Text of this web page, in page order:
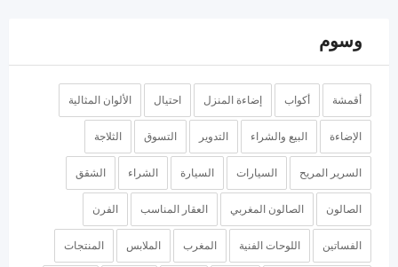
وسوم
أقمشة أكواب إضاءة المنزل احتيال الألوان المثالية
الإضاءة البيع والشراء التدوير التسوق الثلاجة
السرير المريح السيارات السيارة الشراء الشقق
الصالون الصالون المغربي العقار المناسب الفرن
الفساتين اللوحات الفنية المغرب الملابس المنتجات